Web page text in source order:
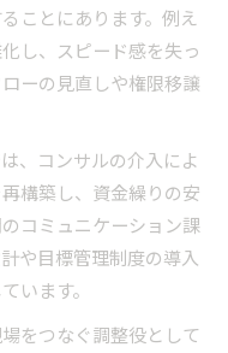
ーダーシップに及ぼ
自己変革のプロセス
リーダー人材の育成
視野拡大と成長ポイ
織リーダーの役割変
ルの実践知識
ことにあります。例え
し、スピード感を失っ
ーの見直しや権限移譲
、コンサルの介入によ
構築し、資金繰りの安
コミュニケーション課
や目標管理制度の導入
います。
をつなぐ調整役として